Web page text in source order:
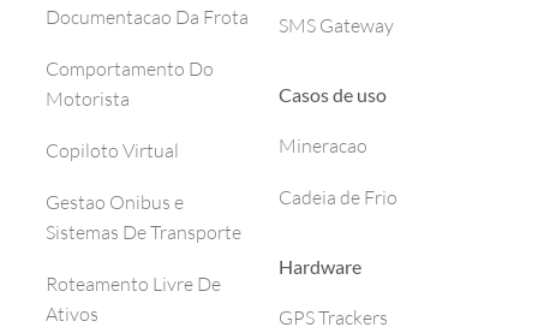
Documentacao Da Frota
Comportamento Do
Motorista
Copiloto Virtual
Gestao Onibus e
Sistemas De Transporte
Roteamento Livre De
Ativos
SMS Gateway
Casos de uso
Mineracao
Cadeia de Frio
Hardware
GPS Trackers